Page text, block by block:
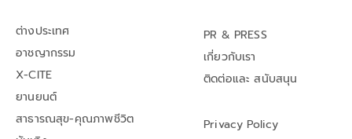
ต่างประเทศ
อาชญากรรม
X-CITE
ยานยนต์
สาธารณสุข-คุณภาพชีวิต
PR & PRESS
เกี่ยวกับเรา
ติดต่อและ สนับสนุน
Privacy Policy